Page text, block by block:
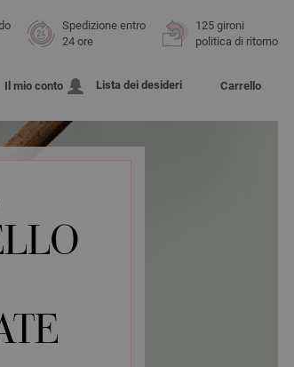
Spedizione entro
24 ore
125 gironi
politica di ritorno
Il mio conto Lista dei desideri Carrello